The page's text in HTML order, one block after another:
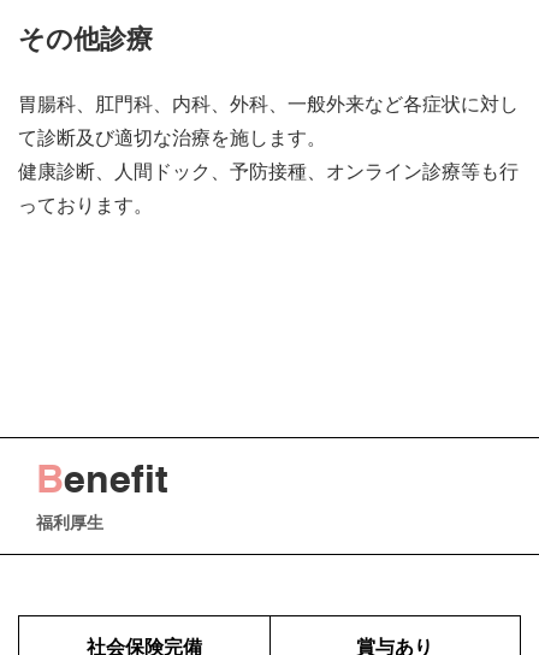
その他診療
胃腸科、肛門科、内科、外科、一般外来など各症状に対し
て診断及び適切な治療を施します。
健康診断、人間ドック、予防接種、オンライン診療等も行
っております。
Benefit
福利厚生
社会保険完備 賞与あり